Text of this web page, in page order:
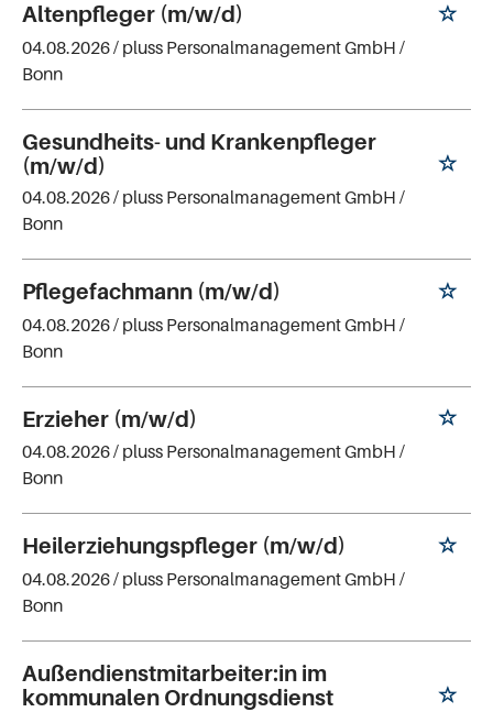
Altenpfleger (m/w/d)
04.08.2026 / pluss Personalmanagement GmbH /
Bonn
Gesundheits- und Krankenpfleger
(m/w/d)
04.08.2026 / pluss Personalmanagement GmbH /
Bonn
Pflegefachmann (m/w/d)
04.08.2026 / pluss Personalmanagement GmbH /
Bonn
Erzieher (m/w/d)
04.08.2026 / pluss Personalmanagement GmbH /
Bonn
Heilerziehungspfleger (m/w/d)
04.08.2026 / pluss Personalmanagement GmbH /
Bonn
Außendienstmitarbeiter:in im
kommunalen Ordnungsdienst